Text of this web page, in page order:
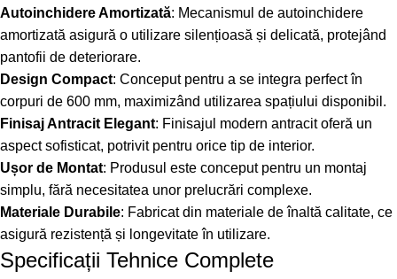
Autoinchidere Amortizată: Mecanismul de autoinchidere
amortizată asigură o utilizare silențioasă și delicată, protejând
pantofii de deteriorare.
Design Compact: Conceput pentru a se integra perfect în
corpuri de 600 mm, maximizând utilizarea spațiului disponibil.
Finisaj Antracit Elegant: Finisajul modern antracit oferă un
aspect sofisticat, potrivit pentru orice tip de interior.
Ușor de Montat: Produsul este conceput pentru un montaj
simplu, fără necesitatea unor prelucrări complexe.
Materiale Durabile: Fabricat din materiale de înaltă calitate, ce
asigură rezistență și longevitate în utilizare.
Specificații Tehnice Complete